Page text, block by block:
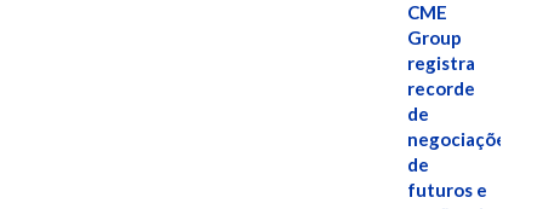
CME
Group
registra
recorde
de
negociações
de
futuros e